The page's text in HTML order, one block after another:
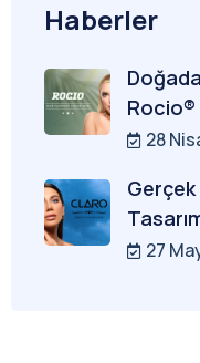
Haberler
Rocio®
28
Gerçek
27